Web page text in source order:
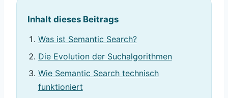
Inhalt dieses Beitrags
Was ist Semantic Search?
Die Evolution der Suchalgorithmen
Wie Semantic Search technisch
funktioniert